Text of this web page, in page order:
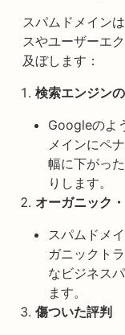
スパムドメイン
スやユーザーエ
及ぼします：
検索エンジン
Googleのよ
メインにペ
幅に下がっ
りします。
オーガニック
スパムドメ
ガニックト
なビジネス
ます。
傷ついた評判